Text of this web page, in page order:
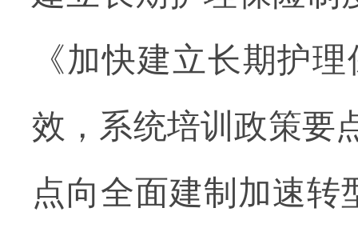
《加快建立长期护
效，系统培训政策要
点向全面建制加速转